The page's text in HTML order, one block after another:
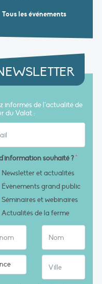
Tous les événements
informés de l’actualité de
du Valat :
souhaité ?*
Newsletter et actualités
Évènements grand public
Séminaires et webinaires
Actualités de la ferme